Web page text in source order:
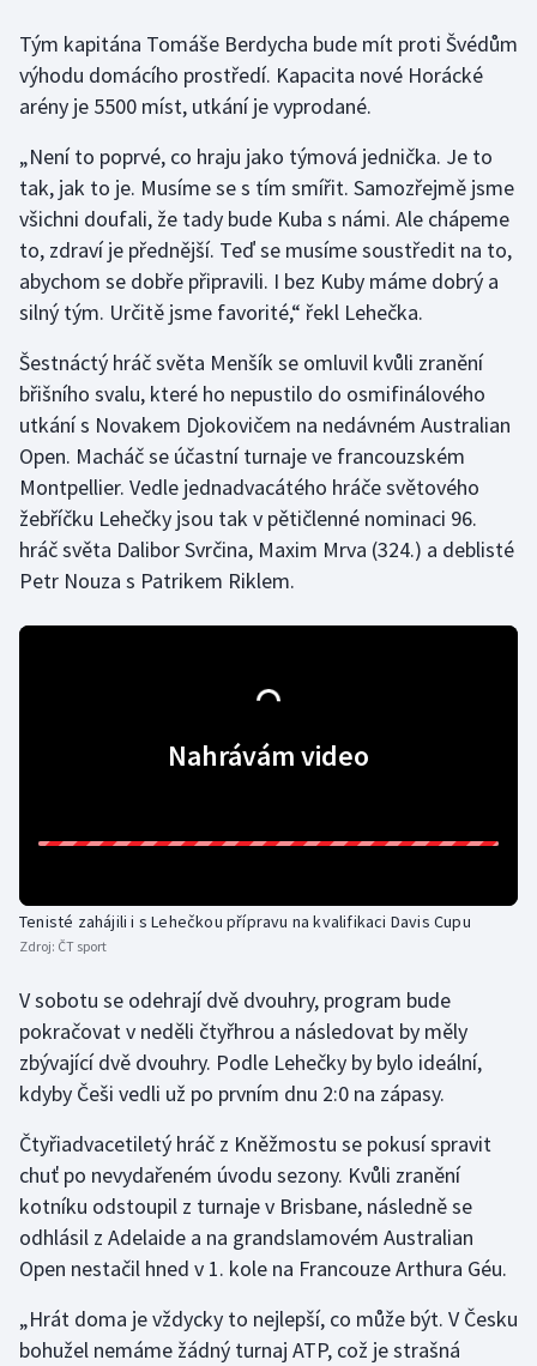
Futsal
Golf
Gymnastika
Házená
Jezdectví
Judo
Krasobruslení
Lezení
Lyže a snowboard
Moderní pětiboj
Ragby
Rychlobruslení
Rychlostní kanoistika
Short track
Sportovní střelba
Stolní tenis
Triatlon
Veslování
Tým kapitána Tomáše Berdycha bude mít proti Švédům
výhodu domácího prostředí. Kapacita nové Horácké
arény je 5500 míst, utkání je vyprodané.
„Není to poprvé, co hraju jako týmová jednička. Je to
tak, jak to je. Musíme se s tím smířit. Samozřejmě jsme
všichni doufali, že tady bude Kuba s námi. Ale chápeme
to, zdraví je přednější. Teď se musíme soustředit na to,
abychom se dobře připravili. I bez Kuby máme dobrý a
silný tým. Určitě jsme favorité,“ řekl Lehečka.
Šestnáctý hráč světa Menšík se omluvil kvůli zranění
břišního svalu, které ho nepustilo do osmifinálového
utkání s Novakem Djokovičem na nedávném Australian
Open. Macháč se účastní turnaje ve francouzském
Montpellier. Vedle jednadvacátého hráče světového
žebříčku Lehečky jsou tak v pětičlenné nominaci 96.
hráč světa Dalibor Svrčina, Maxim Mrva (324.) a deblisté
Petr Nouza s Patrikem Riklem.
Nahrávám video
Tenisté zahájili i s Lehečkou přípravu na kvalifikaci Davis Cupu
Zdroj: ČT sport
V sobotu se odehrají dvě dvouhry, program bude
pokračovat v neděli čtyřhrou a následovat by měly
zbývající dvě dvouhry. Podle Lehečky by bylo ideální,
kdyby Češi vedli už po prvním dnu 2:0 na zápasy.
Čtyřiadvacetiletý hráč z Kněžmostu se pokusí spravit
chuť po nevydařeném úvodu sezony. Kvůli zranění
kotníku odstoupil z turnaje v Brisbane, následně se
odhlásil z Adelaide a na grandslamovém Australian
Open nestačil hned v 1. kole na Francouze Arthura Géu.
„Hrát doma je vždycky to nejlepší, co může být. V Česku
bohužel nemáme žádný turnaj ATP, což je strašná